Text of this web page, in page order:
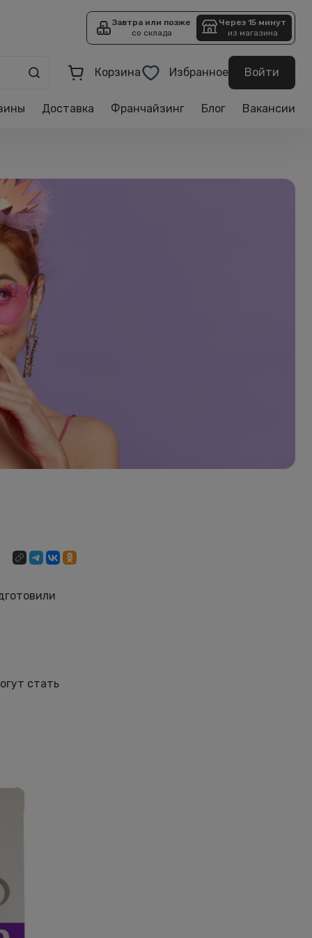
Завтра или позже
со склада
Через 15 минут
из магазина
Корзина Избранное Войти
Доставка Франчайзинг Блог Вакансии
стать